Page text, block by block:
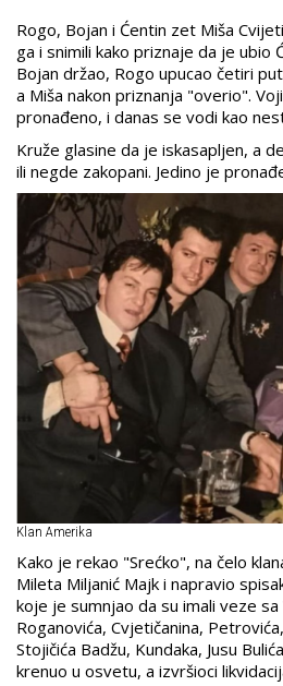
Rogo, Bojan i Ćentin zet Miša
ga i snimili kako priznaje da je ubio
Bojan držao, Rogo upucao četiri
a Miša nakon priznanja "overio".
pronađeno, i danas se vodi kao
Kruže glasine da je iskasapljen, a
ili negde zakopani. Jedino je
Klan Amerika
Kako je rekao "Srećko", na čelo
Mileta Miljanić Majk i napravio
koje je sumnjao da su imali veze
Roganovića, Cvjetičanina,
Stojičića Badžu, Kundaka, Jusu
krenuo u osvetu, a izvršioci